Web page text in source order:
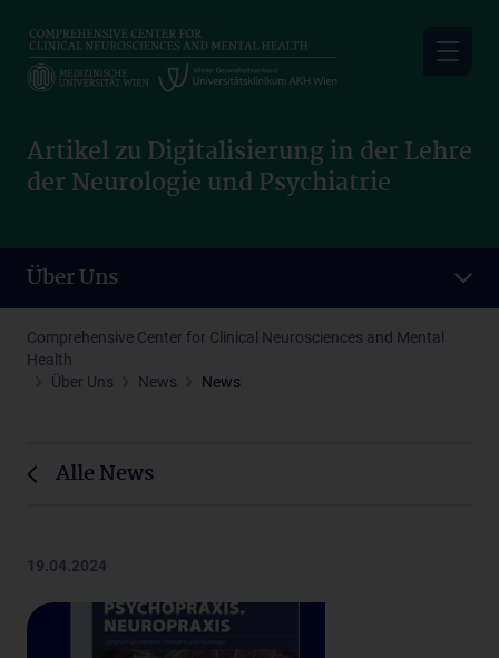
main
content
Artikel zu Digitalisierung in der Lehre
der Neurologie und Psychiatrie
Über Uns
Comprehensive Center for Clinical Neurosciences and Mental
Health
Über Uns
News News
Alle News
19.04.2024